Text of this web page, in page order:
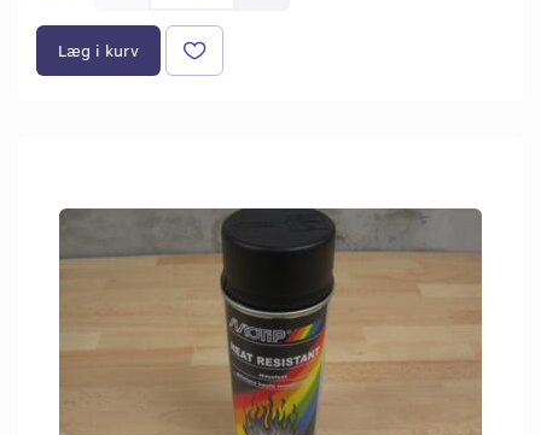
Læg i kurv